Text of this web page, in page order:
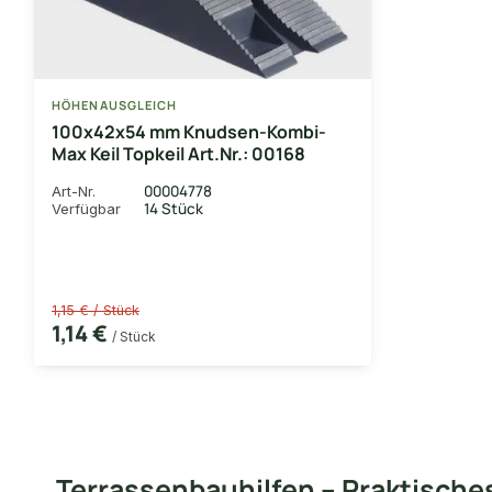
HÖHENAUSGLEICH
100x42x54 mm Knudsen-Kombi-
Max Keil Topkeil Art.Nr.: 00168
Art-Nr. 00004778
Verfügbar 14 Stück
1,15 € / Stück
1,14 € / Stück